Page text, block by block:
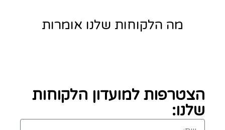
מה הלקוחות שלנו אומרות
הצטרפות למועדון הלקוחות
שלנו: